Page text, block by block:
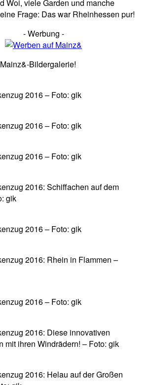
Woi, viele Garden und manche
Frage: Das war Rheinhessen pur!
- Werbung -
Bildergalerie!
2016 – Foto: gik
2016 – Foto: gik
2016 – Foto: gik
2016: Schiffachen auf dem
gik
2016 – Foto: gik
2016: Rhein in Flammen –
2016 – Foto: gik
2016: Diese innovativen
mit ihren Windrädern! – Foto: gik
2016: Helau auf der Großen